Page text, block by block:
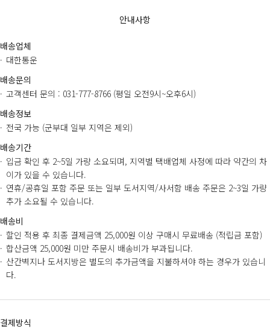
안내사항
배송업체
대한통운
배송문의
고객센터 문의 : 031-777-8766 (평일 오전9시~오후6시)
배송정보
전국 가능 (군부대 일부 지역은 제외)
배송기간
입금 확인 후 2~5일 가량 소요되며, 지역별 택배업체 사정에 따라 약간의 차
이가 있을 수 있습니다.
연휴/공휴일 포함 주문 또는 일부 도서지역/사서함 배송 주문은 2~3일 가량
추가 소요될 수 있습니다.
배송비
할인 적용 후 최종 결제금액 25,000원 이상 구매시 무료배송 (적립금 포함)
합산금액 25,000원 미만 주문시 배송비가 부과됩니다.
산간벽지나 도서지방은 별도의 추가금액을 지불하셔야 하는 경우가 있습니
다.
결제방식